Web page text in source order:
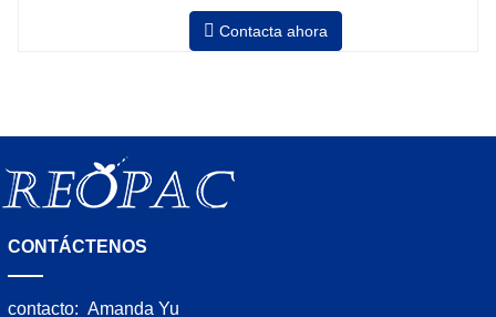
velocidad, estiramiento fuerza puede ser
Neumático superior plato a prensa bobina
Contacta ahora
CONTÁCTENOS
contacto: Amanda Yu